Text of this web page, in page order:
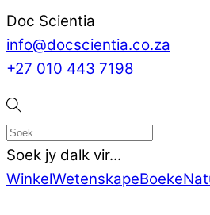
Doc Scientia
info@docscientia.co.za
+27 010 443 7198
Soek jy dalk vir...
WinkelWetenskapeBoeke